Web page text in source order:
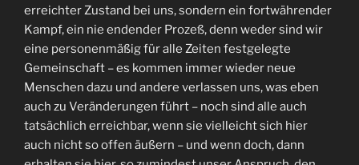
erreichter Zustand bei uns, sondern ein fortwährender
Kampf, ein nie endender Prozeß, denn weder sind wir
eine personenmäßig für alle Zeiten festgelegte
Gemeinschaft – es kommen immer wieder neue
Menschen dazu und andere verlassen uns, was eben
auch zu Veränderungen führt – noch sind alle auch
tatsächlich erreichbar, wenn sie vielleicht sich hier
auch nicht so offen äußern – und wenn doch, dann